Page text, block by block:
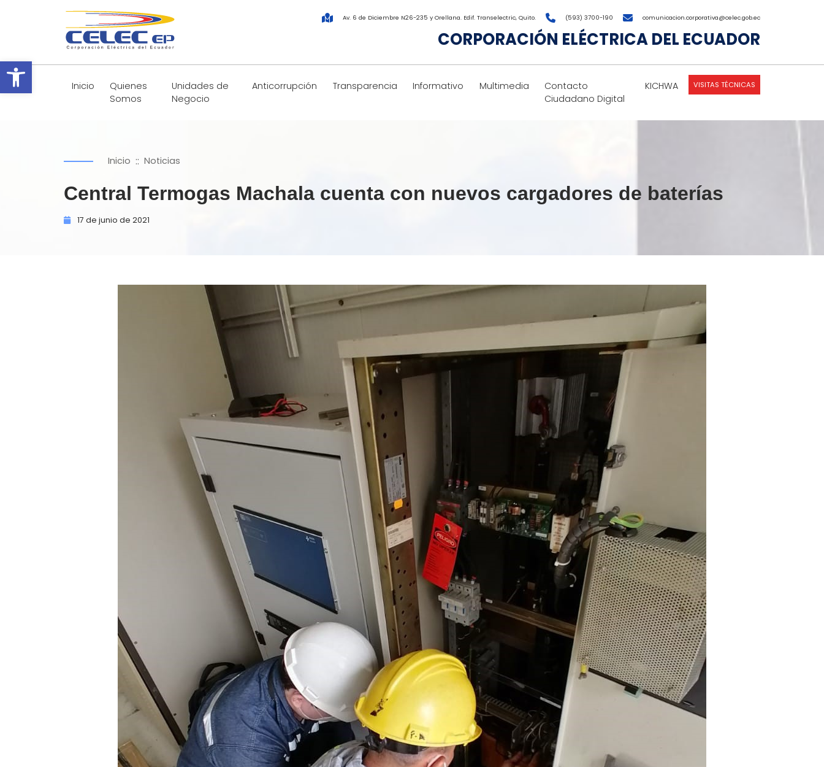
Abrir barra de herramientas
Av. 6 de Diciembre N26-235 y Orellana. Edif. Transelectric, Quito. (593) 3700-190 comunicacion.corporativa@celec.gob.ec
CORPORACIÓN ELÉCTRICA DEL ECUADOR
Inicio
Quienes
Somos
Unidades de
Negocio
Anticorrupción Transparencia Informativo Multimedia
Contacto
Ciudadano Digital
KICHWA VISITAS TÉCNICAS
Inicio :: Noticias
Central Termogas Machala cuenta con nuevos cargadores de baterías
17 de junio de 2021